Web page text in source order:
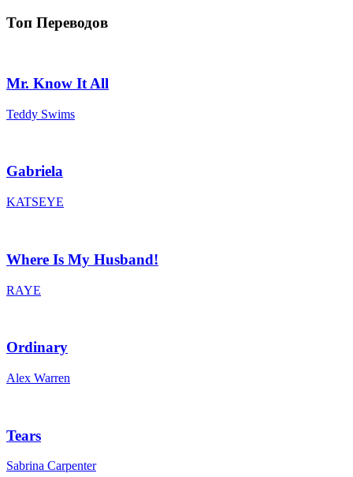
Топ Переводов
Mr. Know It All
Teddy Swims
Gabriela
KATSEYE
Where Is My Husband!
RAYE
Ordinary
Alex Warren
Tears
Sabrina Carpenter